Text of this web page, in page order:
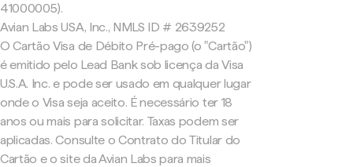
41000005).
Avian Labs USA, Inc., NMLS ID # 2639252
O Cartão Visa de Débito Pré-pago (o "Cartão")
é emitido pelo Lead Bank sob licença da Visa
U.S.A. Inc. e pode ser usado em qualquer lugar
onde o Visa seja aceito. É necessário ter 18
anos ou mais para solicitar. Taxas podem ser
aplicadas. Consulte o Contrato do Titular do
Cartão e o site da Avian Labs para mais